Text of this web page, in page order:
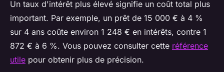
Un taux d'intérêt plus élevé signifie un coût total plus
important. Par exemple, un prêt de 15 000 € à 4 %
sur 4 ans coûte environ 1 248 € en intérêts, contre 1
872 € à 6 %. Vous pouvez consulter cette référence
utile pour obtenir plus de précision.